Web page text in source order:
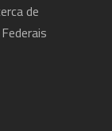
de